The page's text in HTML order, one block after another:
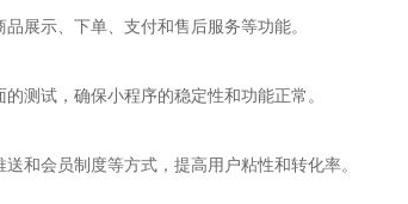
展示、下单、支付和售后服务等功能。
测试，确保小程序的稳定性和功能正常。
和会员制度等方式，提高用户粘性和转化率。